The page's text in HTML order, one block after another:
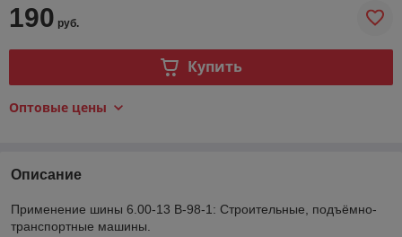
190 руб.
Купить
Оптовые цены
Описание
Применение шины 6.00-13 B-98-1: Строительные, подъёмно-
транспортные машины.